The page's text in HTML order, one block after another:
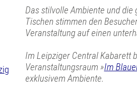
Das stilvolle Ambiente und
Tischen stimmen den
Veranstaltung auf einen
Im Leipziger Central Kabarett
Veranstaltungsraum »Im
exklusivem Ambiente.